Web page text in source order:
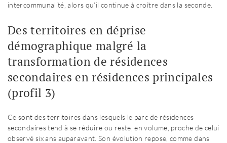
intercommunalité, alors qu’il continue à croître dans la seconde.
Des territoires en déprise
démographique malgré la
transformation de résidences
secondaires en résidences principales
(profil 3)
Ce sont des territoires dans lesquels le parc de résidences
secondaires tend à se réduire ou reste, en volume, proche de celui
observé six ans auparavant. Son évolution repose, comme dans